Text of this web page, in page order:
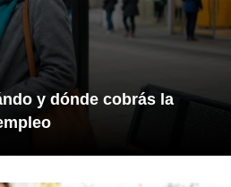
y dónde cobrás la